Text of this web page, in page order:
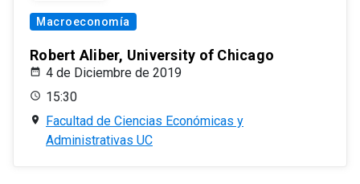
Macroeconomía
Robert Aliber, University of Chicago
4 de Diciembre de 2019
15:30
Facultad de Ciencias Económicas y
Administrativas UC